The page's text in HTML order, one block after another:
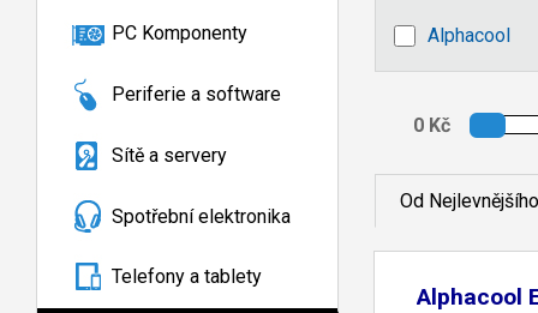
PC Komponenty
Periferie a software
Sítě a servery
Spotřební elektronika
Telefony a tablety
Alphacool
Od Nejlevnějšího
Alphacool